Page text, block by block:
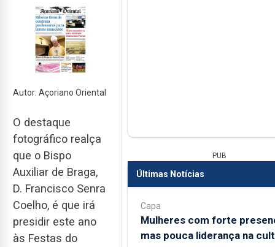
Autor: Açoriano Oriental
O destaque
fotográfico realça
que o Bispo
Auxiliar de Braga,
D. Francisco Senra
Coelho, é que irá
presidir este ano
às Festas do
PUB
Últimas Notícias
Capa
Mulheres com forte
mas pouca liderança na